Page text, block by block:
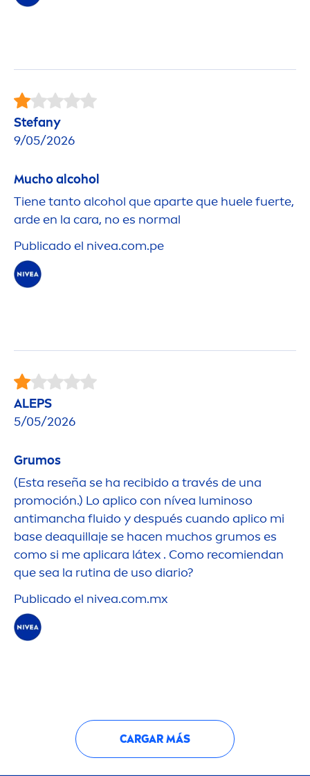
Stefany
9/05/2026
Mucho alcohol
Tiene tanto alcohol que aparte que huele fuerte,
arde en la cara, no es normal
Publicado el nivea.com.pe
ALEPS
5/05/2026
Grumos
(Esta reseña se ha recibido a través de una
promoción.) Lo aplico con nívea luminoso
antimancha fluido y después cuando aplico mi
base deaquillaje se hacen muchos grumos es
como si me aplicara látex . Como recomiendan
que sea la rutina de uso diario?
Publicado el nivea.com.mx
CARGAR MÁS